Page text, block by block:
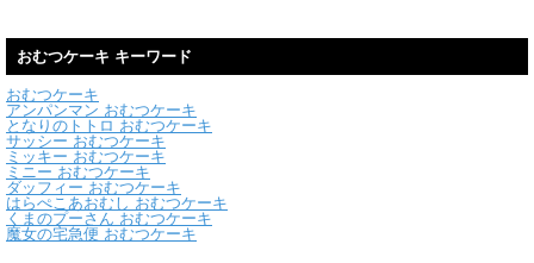
おむつケーキ キーワード
おむつケーキ
アンパンマン おむつケーキ
となりのトトロ おむつケーキ
サッシー おむつケーキ
ミッキー おむつケーキ
ミニー おむつケーキ
ダッフィー おむつケーキ
はらぺこあおむし おむつケーキ
くまのプーさん おむつケーキ
魔女の宅急便 おむつケーキ